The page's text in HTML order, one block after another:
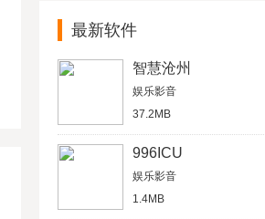
最新软件
智慧沧州
娱乐影音
37.2MB
996ICU
娱乐影音
1.4MB